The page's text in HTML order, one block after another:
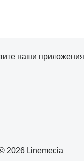
2026 Linemedia
наши приложения